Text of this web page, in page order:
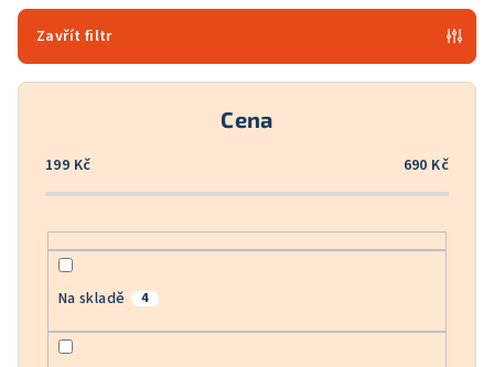
r
o
Zavřít filtr
Cena
199 Kč 690 Kč
Na skladě 4